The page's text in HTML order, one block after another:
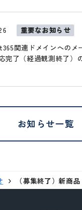
重要なお知らせ
関連ドメインへのメ
完了（経過観測終了）
お知らせ一覧
（募集終了）新商